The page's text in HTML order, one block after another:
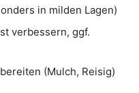
in milden Lagen)
verbessern, ggf.
(Mulch, Reisig)